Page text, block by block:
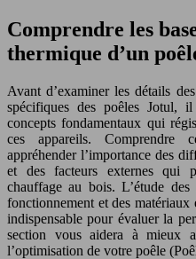
Comprendre les
thermique d’un
Avant d’examiner les détails
spécifiques des poêles Jotul,
concepts fondamentaux qui
ces appareils. Comprendre
appréhender l’importance des
et des facteurs externes qui
chauffage au bois. L’étude
fonctionnement et des matériaux
indispensable pour évaluer la
section vous aidera à mieux
l’optimisation de votre poêle